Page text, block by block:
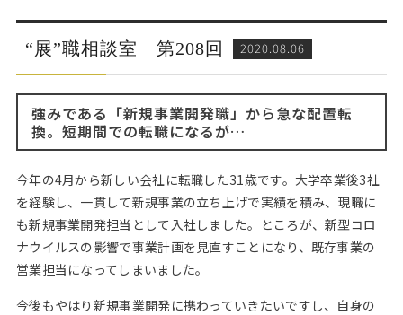
MBA留学生数の推移
インターン受入企業一覧
MBAを生かす求人特集
年齢と年収の相関図
外資系／面接攻略のコツ
キャリアに効く一冊
キャリアフォーラム
Career Talk Live
MBA NETWORKING
パブリシティ
“展”職相談室 第208回 2020.08.06
強みである「新規事業開発職」から急な配置転
換。短期間での転職になるが…
今年の4月から新しい会社に転職した31歳です。大学卒業後3社
を経験し、一貫して新規事業の立ち上げで実績を積み、現職に
も新規事業開発担当として入社しました。ところが、新型コロ
ナウイルスの影響で事業計画を見直すことになり、既存事業の
営業担当になってしまいました。
今後もやはり新規事業開発に携わっていきたいですし、自身の